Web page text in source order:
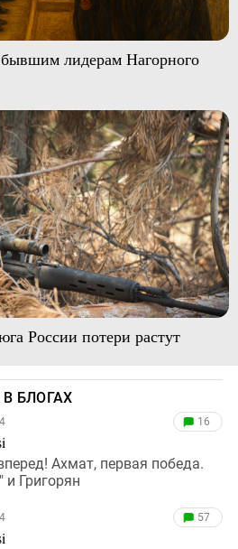
лидерам Нагорного
России потери растут
БЛОГАХ
16
Ахмат, первая победа.
и Григорян
57